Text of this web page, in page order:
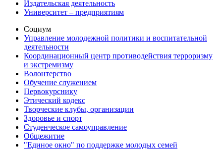
Издательская деятельность
Университет – предприятиям
Социум
Управление молодежной политики и воспитательной
деятельности
Координационный центр противодействия терроризму
и экстремизму
Волонтерство
Обучение служением
Первокурснику
Этический кодекс
Творческие клубы, организации
Здоровье и спорт
Студенческое самоуправление
Общежитие
"Единое окно" по поддержке молодых семей